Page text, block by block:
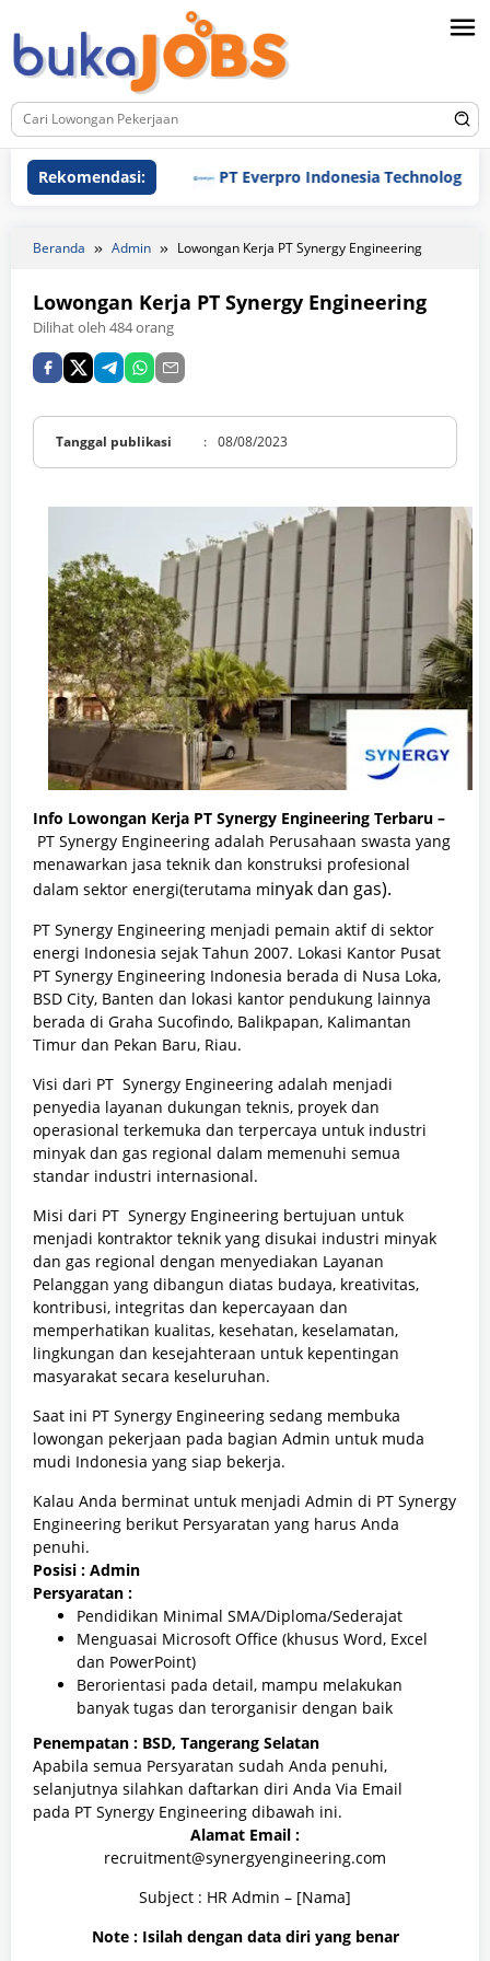
ke
konten
Rekomendasi: PT Everpro Indonesia Technologies
Beranda Admin Lowongan Kerja PT Synergy Engineering
Lowongan Kerja PT Synergy Engineering
Dilihat oleh 484 orang
Tanggal publikasi : 08/08/2023
Info Lowongan Kerja PT Synergy Engineering Terbaru –
PT Synergy Engineering adalah Perusahaan swasta yang
menawarkan jasa teknik dan konstruksi profesional
dalam sektor energi(terutama minyak dan gas).
PT Synergy Engineering menjadi pemain aktif di sektor
energi Indonesia sejak Tahun 2007. Lokasi Kantor Pusat
PT Synergy Engineering Indonesia berada di Nusa Loka,
BSD City, Banten dan lokasi kantor pendukung lainnya
berada di Graha Sucofindo, Balikpapan, Kalimantan
Timur dan Pekan Baru, Riau.
Visi dari PT Synergy Engineering adalah menjadi
penyedia layanan dukungan teknis, proyek dan
operasional terkemuka dan terpercaya untuk industri
minyak dan gas regional dalam memenuhi semua
standar industri internasional.
Misi dari PT Synergy Engineering bertujuan untuk
menjadi kontraktor teknik yang disukai industri minyak
dan gas regional dengan menyediakan Layanan
Pelanggan yang dibangun diatas budaya, kreativitas,
kontribusi, integritas dan kepercayaan dan
memperhatikan kualitas, kesehatan, keselamatan,
lingkungan dan kesejahteraan untuk kepentingan
masyarakat secara keseluruhan.
Saat ini PT Synergy Engineering sedang membuka
lowongan pekerjaan pada bagian Admin untuk muda
mudi Indonesia yang siap bekerja.
Kalau Anda berminat untuk menjadi Admin di PT Synergy
Engineering berikut Persyaratan yang harus Anda
penuhi.
Posisi : Admin
Persyaratan :
Pendidikan Minimal SMA/Diploma/Sederajat
Menguasai Microsoft Office (khusus Word, Excel
dan PowerPoint)
Berorientasi pada detail, mampu melakukan
banyak tugas dan terorganisir dengan baik
Penempatan : BSD, Tangerang Selatan
Apabila semua Persyaratan sudah Anda penuhi,
selanjutnya silahkan daftarkan diri Anda Via Email
pada PT Synergy Engineering dibawah ini.
Alamat Email :
recruitment@synergyengineering.com
Subject : HR Admin – [Nama]
Note : Isilah dengan data diri yang benar